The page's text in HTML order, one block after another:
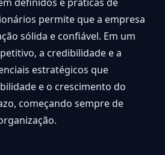
definidos e práticas de
permite que a empresa
sólida e confiável. Em um
a credibilidade e a
estratégicos que
e o crescimento do
começando sempre de